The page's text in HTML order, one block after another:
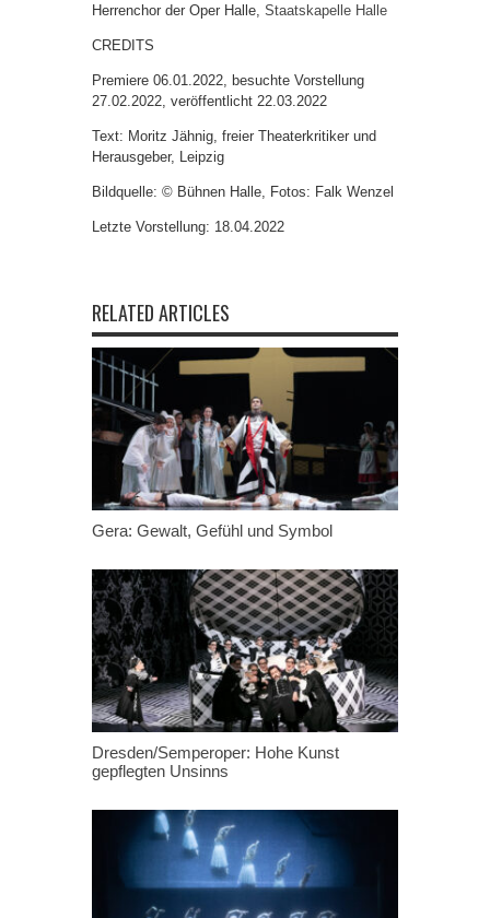
Herrenchor der Oper Halle, Staatskapelle Halle
CREDITS
Premiere 06.01.2022, besuchte Vorstellung
27.02.2022, veröffentlicht 22.03.2022
Text: Moritz Jähnig, freier Theaterkritiker und
Herausgeber, Leipzig
Bildquelle: © Bühnen Halle, Fotos: Falk Wenzel
Letzte Vorstellung: 18.04.2022
RELATED ARTICLES
Gera: Gewalt, Gefühl und Symbol
Dresden/Semperoper: Hohe Kunst
gepflegten Unsinns